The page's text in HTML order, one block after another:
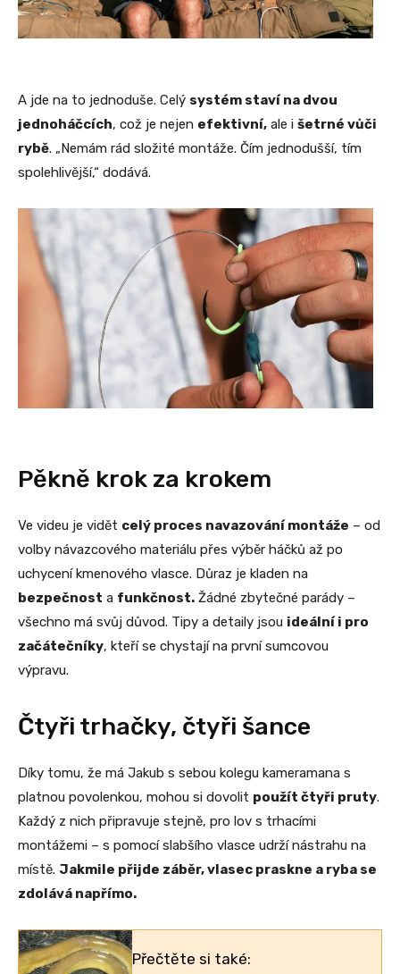
A jde na to jednoduše. Celý systém staví na dvou
jednoháčcích, což je nejen efektivní, ale i šetrné vůči
rybě. „Nemám rád složité montáže. Čím jednodušší, tím
spolehlivější,“ dodává.
Pěkně krok za krokem
Ve videu je vidět celý proces navazování montáže – od
volby návazcového materiálu přes výběr háčků až po
uchycení kmenového vlasce. Důraz je kladen na
bezpečnost a funkčnost. Žádné zbytečné parády –
všechno má svůj důvod. Tipy a detaily jsou ideální i pro
začátečníky, kteří se chystají na první sumcovou
výpravu.
Čtyři trhačky, čtyři šance
Díky tomu, že má Jakub s sebou kolegu kameramana s
platnou povolenkou, mohou si dovolit použít čtyři pruty.
Každý z nich připravuje stejně, pro lov s trhacími
montážemi – s pomocí slabšího vlasce udrží nástrahu na
místě. Jakmile přijde záběr, vlasec praskne a ryba se
zdolává napřímo.
Přečtěte si také: